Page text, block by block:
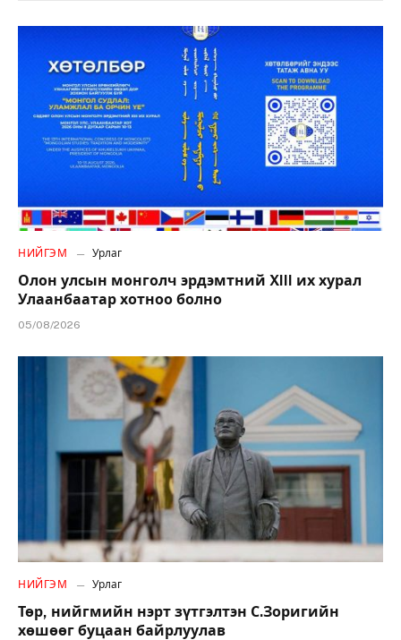
НИЙГЭМ Урлаг
Олон улсын монголч эрдэмтний XIII их хурал
Улаанбаатар хотноо болно
05/08/2026
НИЙГЭМ Урлаг
Төр, нийгмийн нэрт зүтгэлтэн С.Зоригийн
хөшөөг буцаан байрлуулав